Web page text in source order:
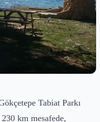
Tabiat Parkı
km mesafede,